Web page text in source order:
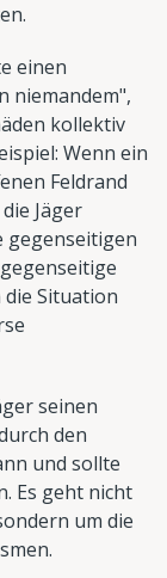
einen
niemandem",
kollektiv
Wenn ein
Feldrand
Jäger
gegenseitigen
Situation
seinen
den
und sollte
Es geht nicht
um die